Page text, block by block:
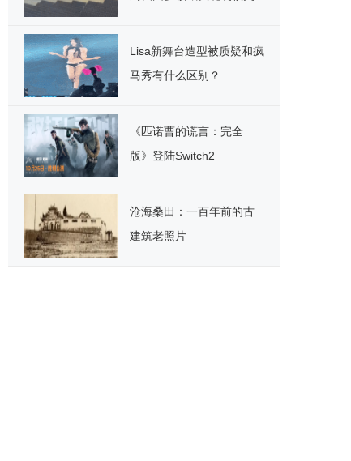
Lisa新舞台造型被质疑和疯
马秀有什么区别？
《匹诺曹的谎言：完全
版》登陆Switch2
沧海桑田：一百年前的古
建筑老照片